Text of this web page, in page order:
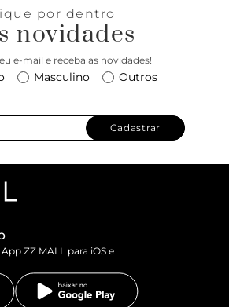
por dentro
novidades
e-mail e receba as novidades!
Masculino Outros
Cadastrar
ZZ MALL para iOS e